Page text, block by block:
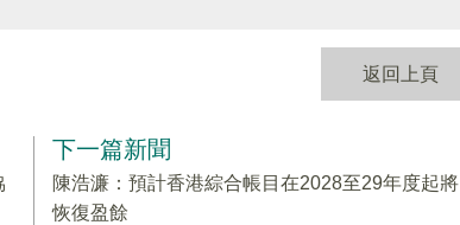
返回上頁
下一篇新聞
陳浩濂：預計香港綜合帳目在2028至29年度起將
恢復盈餘